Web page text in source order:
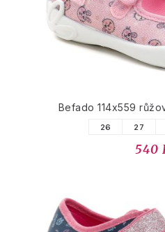
Befado 114x559
26 27
540